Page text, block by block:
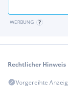
WERBUNG
Rechtlicher Hinweis
Vorgereihte